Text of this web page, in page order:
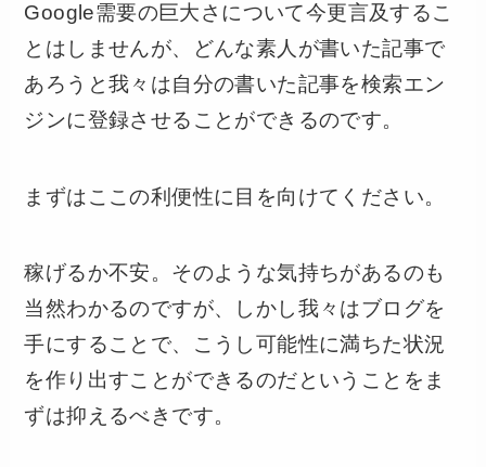
Google需要の巨大さについて今更言及するこ
とはしませんが、どんな素人が書いた記事で
あろうと我々は自分の書いた記事を検索エン
ジンに登録させることができるのです。
まずはここの利便性に目を向けてください。
稼げるか不安。そのような気持ちがあるのも
当然わかるのですが、しかし我々はブログを
手にすることで、こうし可能性に満ちた状況
を作り出すことができるのだということをま
ずは抑えるべきです。